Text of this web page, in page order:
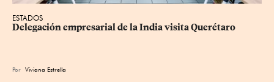
ESTADOS
Delegación empresarial de la India visita Querétaro
Por Viviana Estrella